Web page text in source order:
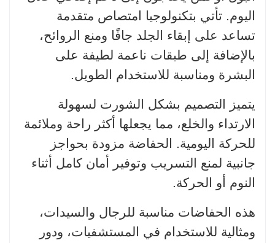
اليوم. تأتي بتكنولوجيا امتصاص متقدمة
تساعد على إبقاء الجلد جافًا ومنع الروائح،
بالإضافة إلى طبقات ناعمة لطيفة على
البشرة ومناسبة للاستخدام الطويل.
يتميز التصميم بشكل الشورت لسهولة
الارتداء والخلع، مما يجعلها أكثر راحة وملائمة
للحركة اليومية. الحفاضة مزودة بحواجز
جانبية لمنع التسريب وتوفير أمان كامل أثناء
النوم أو الحركة.
هذه الحفاضات مناسبة للرجال والسيدات،
ومثالية للاستخدام في المستشفيات، ودور